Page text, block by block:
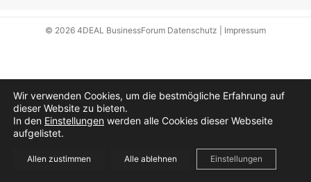
© 2026 4DEAL BusinessForum Datenschutz Impressum
Wir verwenden Cookies, um die bestmögliche Erfahrung auf
dieser Website zu bieten.
In den Einstellungen werden alle Cookies dieser Webseite
aufgelistet.
Allen zustimmen Alle ablehnen Einstellungen